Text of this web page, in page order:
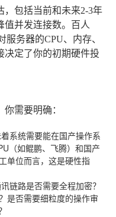
，包括当前和未来2-3年
值并发连接数。百人
务器的CPU、内存、
决定了你的初期硬件投
需要明确：
系统需要能在国产操作系
（如鲲鹏、飞腾）和国产
单位而言，这是硬性指
链路是否需要全程加密？
是否需要细粒度的操作审